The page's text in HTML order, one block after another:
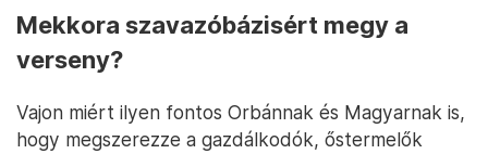
Mekkora szavazóbázisért megy a
verseny?
Vajon miért ilyen fontos Orbánnak és Magyarnak is,
hogy megszerezze a gazdálkodók, őstermelők